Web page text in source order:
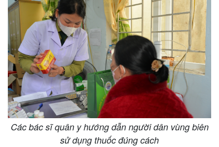
Các bác sĩ quân y hướng dẫn người dân vùng biên
sử dụng thuốc đúng cách